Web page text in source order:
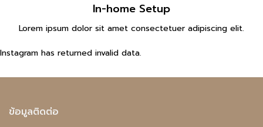
In-home Setup
Lorem ipsum dolor sit amet consectetuer adipiscing elit.
Instagram has returned invalid data.
ข้อมูลติดต่อ